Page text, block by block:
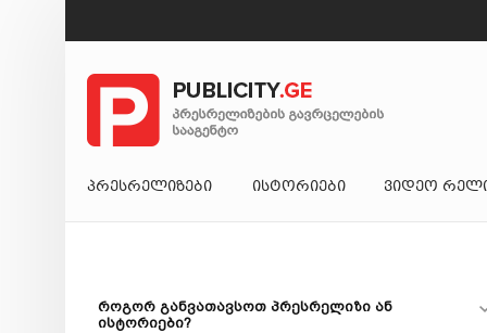
ᲞᲠᲔᲡᲠᲔᲚᲘᲖᲔᲑᲘ ᲘᲡᲢᲝᲠᲘᲔᲑᲘ ᲕᲘᲓᲔᲝ
როგორ განვათავსოთ პრესრელიზი ან
ისტორიები?